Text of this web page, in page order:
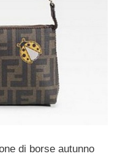
di borse autunno